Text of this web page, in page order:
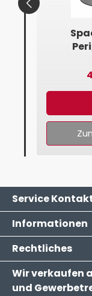
Service
Informationen
Rechtliches
Wir verkaufen
und